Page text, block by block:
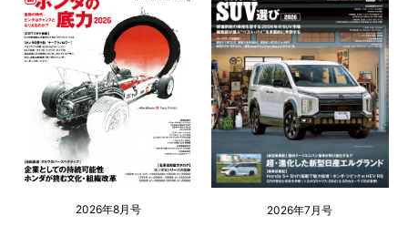
2026年8月号 2026年7月号